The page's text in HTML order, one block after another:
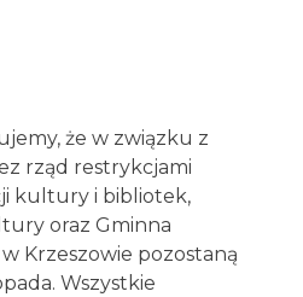
że w związku z
rząd restrykcjami
kultury i bibliotek,
oraz Gminna
Krzeszowie pozostaną
Wszystkie